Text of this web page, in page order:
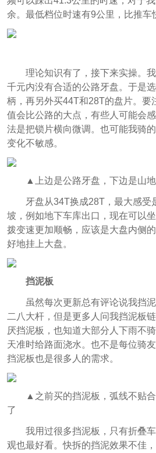
余。最低档位时速有9公里，比推车
理论知识有了，接下来实操。
千元内没有合适的公路牙盘。于是
柄，再另外买44T和28T的盘片。要
值会比公路的大点，有些人可能会
法是把锁片横向微调。也可能我骑
变化不敏感。
▲上边是公路牙盘，下边是山
牙盘从34T换成28T，最大感受
坡，例如地下车库出口，现在可以
拨变速更加顺畅，应该是大盘内侧
好地挂上大盘。
挡泥板
虽然每次更新总有评论说我挡
二八大杆，但是更多人问我挡泥板
厌挡泥板，也知道大部分人下雨不
天准时给路面浇水。也不是每位骑
挡泥板也是很多人的需求。
▲之前买的挡泥板，弧线不贴
了
我用过很多挡泥板，只有折叠
观也最好看。快拆的挡泥效果不佳